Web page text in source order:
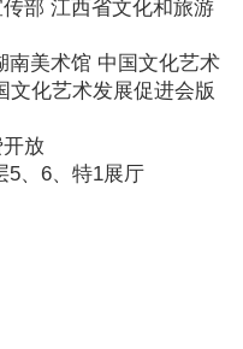
部 江西省文化和旅游
南美术馆 中国文化艺术
文化艺术发展促进会版
放
5、6、特1展厅